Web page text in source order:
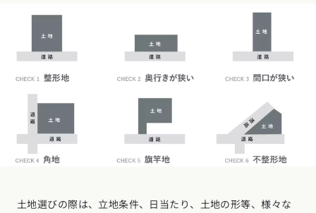
土地選びの際は、立地条件、日当たり、土地の形等、様々な